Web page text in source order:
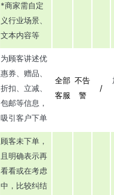
*商家需自定
义行业场景、
文本内容等
为顾客讲述优
惠券、赠品、
折扣、立减、
包邮等信息，
吸引客户下单
全部
客服
不告
警
/
顾客未下单，
且明确表示再
看看或在考虑
中，比较纠结